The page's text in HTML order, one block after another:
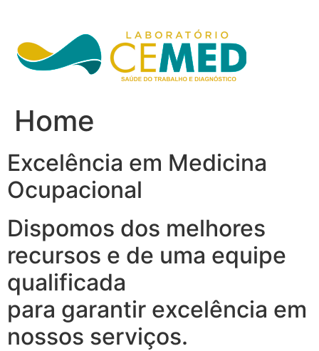
conteúdo
Home
Excelência em Medicina
Ocupacional
Dispomos dos melhores
recursos e de uma equipe
qualificada
para garantir excelência em
nossos serviços.